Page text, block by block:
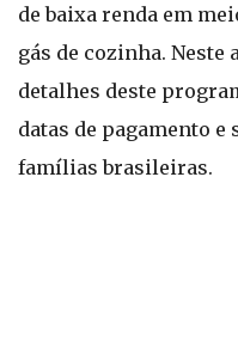
de baixa renda em
gás de cozinha.
detalhes deste
datas de pagamento
famílias brasileiras.